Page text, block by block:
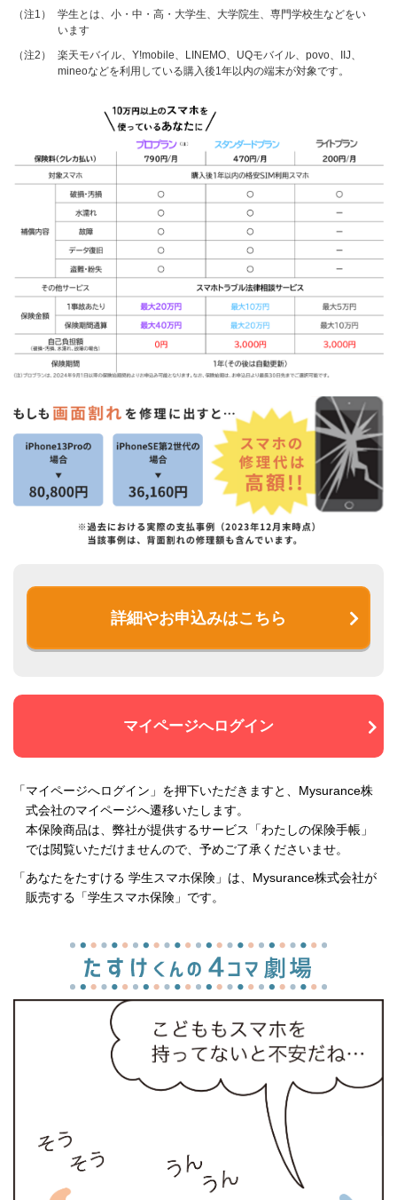
（注1）
学生とは、小・中・高・大学生、大学院生、専門学校生などをい
います
（注2）
楽天モバイル、Y!mobile、LINEMO、UQモバイル、povo、IIJ、
mineoなどを利用している購入後1年以内の端末が対象です。
詳細やお申込みはこちら
マイページへログイン
「マイページへログイン」を押下いただきますと、Mysurance株
式会社のマイページへ遷移いたします。
本保険商品は、弊社が提供するサービス「わたしの保険手帳」
では閲覧いただけませんので、予めご了承くださいませ。
「あなたをたすける 学生スマホ保険」は、Mysurance株式会社が
販売する「学生スマホ保険」です。